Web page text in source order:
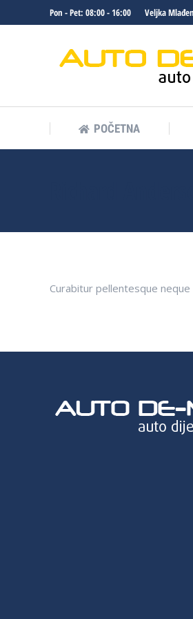
Pon - Pet: 08:00 - 16:00 Veljka
POČETNA
Curabitur pellentesque
POČETNA